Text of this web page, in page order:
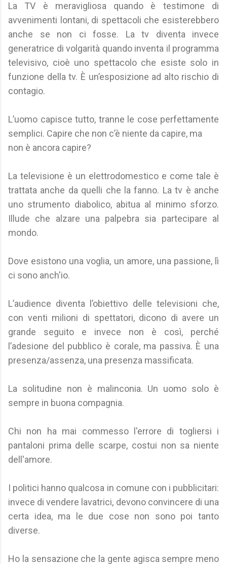
La TV è meravigliosa quando è testimone di
avvenimenti lontani, di spettacoli che esisterebbero
anche se non ci fosse. La tv diventa invece
generatrice di volgarità quando inventa il programma
televisivo, cioè uno spettacolo che esiste solo in
funzione della tv. È un’esposizione ad alto rischio di
contagio.
L’uomo capisce tutto, tranne le cose perfettamente
semplici. Capire che non c’è niente da capire, ma
non è ancora capire?
La televisione è un elettrodomestico e come tale è
trattata anche da quelli che la fanno. La tv è anche
uno strumento diabolico, abitua al minimo sforzo.
Illude che alzare una palpebra sia partecipare al
mondo.
Dove esistono una voglia, un amore, una passione, lì
ci sono anch'io.
L’audience diventa l’obiettivo delle televisioni che,
con venti milioni di spettatori, dicono di avere un
grande seguito e invece non è così, perché
l’adesione del pubblico è corale, ma passiva. È una
presenza/assenza, una presenza massificata.
La solitudine non è malinconia. Un uomo solo è
sempre in buona compagnia.
Chi non ha mai commesso l'errore di togliersi i
pantaloni prima delle scarpe, costui non sa niente
dell'amore.
I politici hanno qualcosa in comune con i pubblicitari:
invece di vendere lavatrici, devono convincere di una
certa idea, ma le due cose non sono poi tanto
diverse.
Ho la sensazione che la gente agisca sempre meno